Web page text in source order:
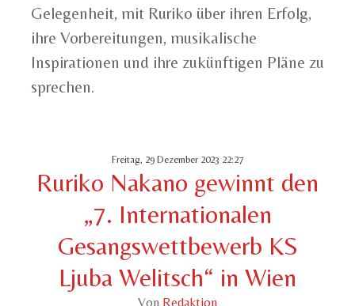
Gelegenheit, mit Ruriko über ihren Erfolg,
ihre Vorbereitungen, musikalische
Inspirationen und ihre zukünftigen Pläne zu
sprechen.
Freitag, 29 Dezember 2023 22:27
Ruriko Nakano gewinnt den
„7. Internationalen
Gesangswettbewerb KS
Ljuba Welitsch“ in Wien
Von Redaktion